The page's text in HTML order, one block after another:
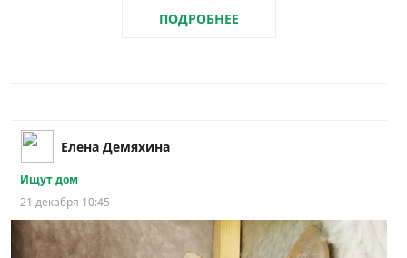
ПОДРОБНЕЕ
Елена Демяхина
Ищут дом
21 декабря 10:45